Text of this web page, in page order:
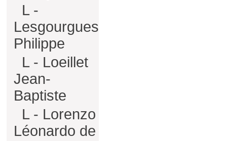
L -
Lesgourgues
Philippe
L - Loeillet
Jean-
Baptiste
L - Lorenzo
Léonardo de